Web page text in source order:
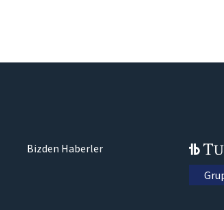
Bizden Haberler